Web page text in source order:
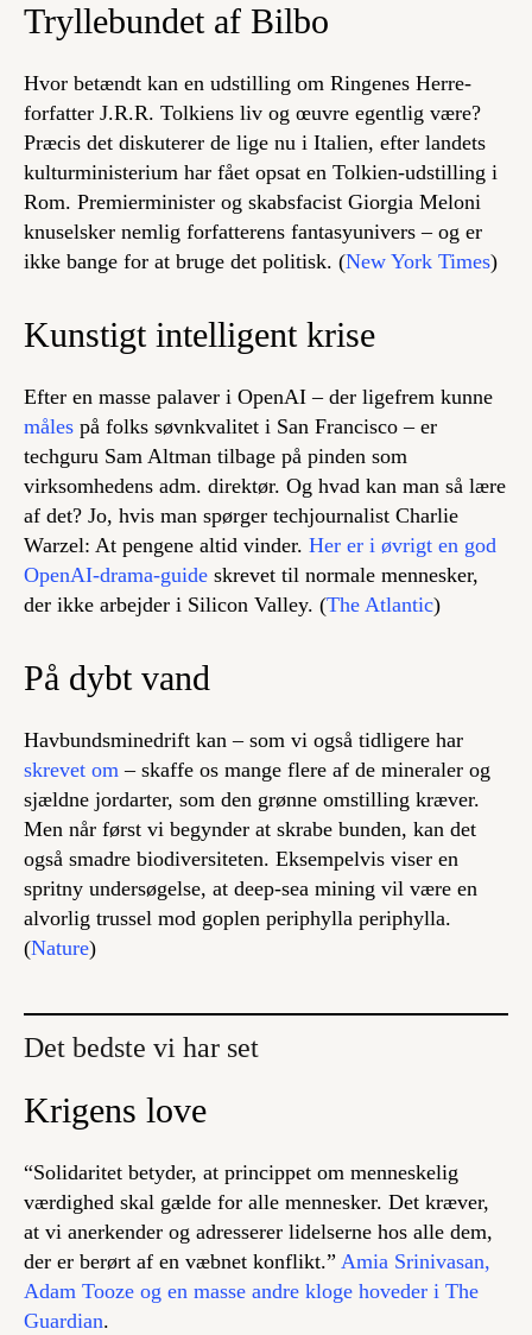
Tryllebundet af Bilbo
Hvor betændt kan en udstilling om Ringenes Herre-
forfatter J.R.R. Tolkiens liv og œuvre egentlig være?
Præcis det diskuterer de lige nu i Italien, efter landets
kulturministerium har fået opsat en Tolkien-udstilling i
Rom. Premierminister og skabsfacist Giorgia Meloni
knuselsker nemlig forfatterens fantasyunivers – og er
ikke bange for at bruge det politisk. (New York Times)
Kunstigt intelligent krise
Efter en masse palaver i OpenAI – der ligefrem kunne
måles på folks søvnkvalitet i San Francisco – er
techguru Sam Altman tilbage på pinden som
virksomhedens adm. direktør. Og hvad kan man så lære
af det? Jo, hvis man spørger techjournalist Charlie
Warzel: At pengene altid vinder. Her er i øvrigt en god
OpenAI-drama-guide skrevet til normale mennesker,
der ikke arbejder i Silicon Valley. (The Atlantic)
På dybt vand
Havbundsminedrift kan – som vi også tidligere har
skrevet om – skaffe os mange flere af de mineraler og
sjældne jordarter, som den grønne omstilling kræver.
Men når først vi begynder at skrabe bunden, kan det
også smadre biodiversiteten. Eksempelvis viser en
spritny undersøgelse, at deep-sea mining vil være en
alvorlig trussel mod goplen periphylla periphylla.
(Nature)
Det bedste vi har set
Krigens love
“Solidaritet betyder, at princippet om menneskelig
værdighed skal gælde for alle mennesker. Det kræver,
at vi anerkender og adresserer lidelserne hos alle dem,
der er berørt af en væbnet konflikt.” Amia Srinivasan,
Adam Tooze og en masse andre kloge hoveder i The
Guardian.